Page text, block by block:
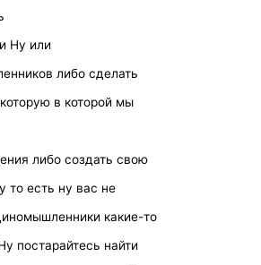
Ну или
либо сделать
в которой мы
либо создать свою
то есть ну вас не
какие-то
постарайтесь найти